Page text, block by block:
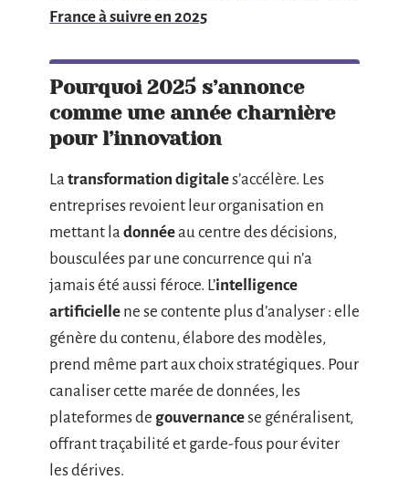
France à suivre en 2025
Pourquoi 2025 s’annonce
comme une année charnière
pour l’innovation
La transformation digitales’accélère. Les
entreprises revoient leur organisation en
mettant la donnéeau centre des décisions,
bousculées par une concurrence qui n’a
jamais été aussi féroce. L’intelligence
artificielle ne se contente plus d’analyser : elle
génère du contenu, élabore des modèles,
prend même part aux choix stratégiques. Pour
canaliser cette marée de données, les
plateformes de gouvernancese généralisent,
offrant traçabilité et garde-fous pour éviter
les dérives.